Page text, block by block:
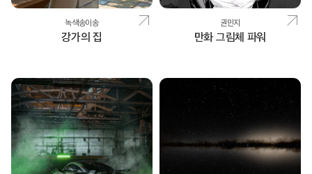
녹색송이송
강가의 집
권민지
만화 그림체 파워